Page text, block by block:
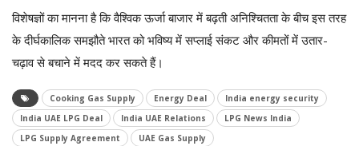
विशेषज्ञों का मानना है कि वैश्विक ऊर्जा बाजार में बढ़ती अनिश्चितता के बीच इस तरह
के दीर्घकालिक समझौते भारत को भविष्य में सप्लाई संकट और कीमतों में उतार-
चढ़ाव से बचाने में मदद कर सकते हैं।
Cooking Gas Supply Energy Deal
India energy security
India UAE LPG Deal
India UAE Relations
LPG News India
LPG Supply Agreement
UAE Gas Supply